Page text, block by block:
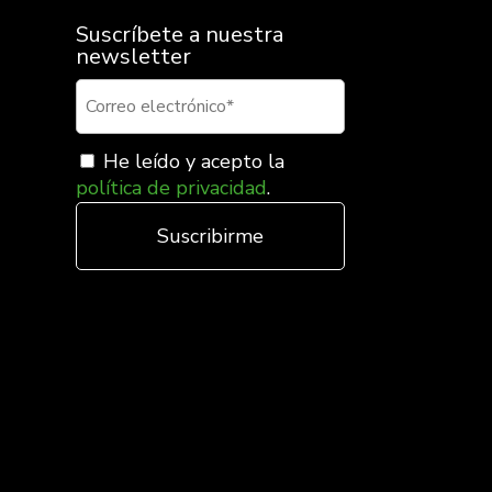
Suscríbete a nuestra
newsletter
He leído y acepto la
política de privacidad.